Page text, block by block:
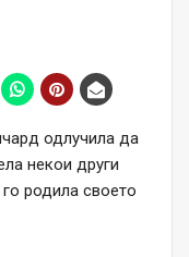
одлучила да
некои други
родила своето